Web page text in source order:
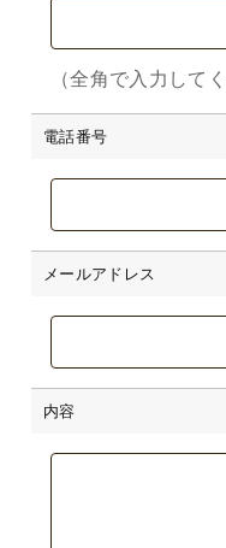
（全角で入力して
電話番号
メールアドレス
内容